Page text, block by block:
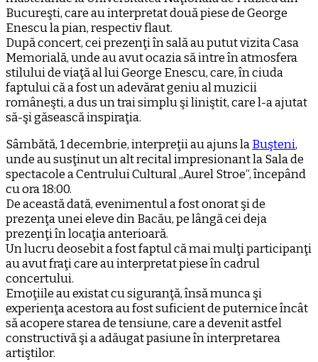
Bucureşti, care au interpretat două piese de George
Enescu la pian, respectiv flaut.
După concert, cei prezenţi în sală au putut vizita Casa
Memorială, unde au avut ocazia să intre în atmosfera
stilului de viaţă al lui George Enescu, care, în ciuda
faptului că a fost un adevărat geniu al muzicii
româneşti, a dus un trai simplu şi liniştit, care l-a ajutat
să-şi găsească inspiraţia.
Sâmbătă, 1 decembrie, interpreţii au ajuns laBuşteni,
unde au susţinut un alt recital impresionant la Sala de
spectacole a Centrului Cultural „Aurel Stroe“, începând
cu ora 18:00.
De această dată, evenimentul a fost onorat şi de
prezenţa unei eleve din Bacău, pe lângă cei deja
prezenţi în locaţia anterioară.
Un lucru deosebit a fost faptul că mai mulţi participanţi
au avut fraţi care au interpretat piese în cadrul
concertului.
Emoţiile au existat cu siguranţă, însă munca şi
experienţa acestora au fost suficient de puternice încât
să acopere starea de tensiune, care a devenit astfel
constructivă şi a adăugat pasiune în interpretarea
artiştilor.